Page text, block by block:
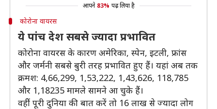
आपने 83% पढ़ लिया है
कोरोना वायरस
ये पांच देश सबसे ज्यादा प्रभावित
कोरोना वायरस के कारण अमेरिका, स्पेन, इटली, फ्रांस
और जर्मनी सबसे बुरी तरह प्रभावित हुए हैं। यहां अब तक
क्रमश: 4,66,299, 1,53,222, 1,43,626, 118,785
और 1,18235 मामले सामने आ चुके हैं।
वहीें पूरी दुनिया की बात करें तो 16 लाख से ज्यादा लोग